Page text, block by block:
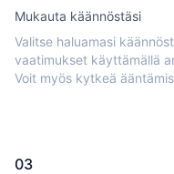
Mukauta käännöstäsi
Valitse haluamasi
vaatimukset käyttämällä
Voit myös kytkeä
03